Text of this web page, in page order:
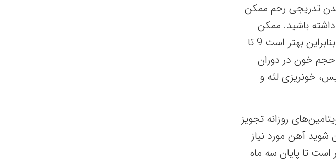
تدریجی رحم ممکن
باشید. ممکن
است همواره احساس خستگی و بی حالی با شما باشد ، بنابراین بهتر است 9 تا
حجم خون در دوران
خونریزی لثه و
روزانه تجویز
آهن مورد نیاز
است تا پایان سه ماه